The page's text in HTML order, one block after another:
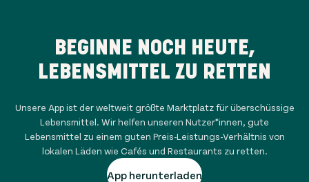
BEGINNE NOCH HEUTE,
LEBENSMITTEL ZU RETTEN
Unsere App ist der weltweit größte Marktplatz für überschüssige
Lebensmittel. Wir helfen unseren Nutzer*innen, gute
Lebensmittel zu einem guten Preis-Leistungs-Verhältnis von
lokalen Läden wie Cafés und Restaurants zu retten.
App herunterladen